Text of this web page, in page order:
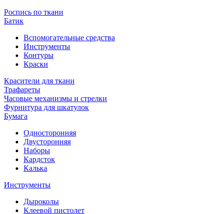
Роспись по ткани
Батик
Вспомогательные средства
Инструменты
Контуры
Краски
Красители для ткани
Трафареты
Часовые механизмы и стрелки
Фурнитура для шкатулок
Бумага
Односторонняя
Двусторонняя
Наборы
Кардсток
Калька
Инструменты
Дыроколы
Клеевой пистолет